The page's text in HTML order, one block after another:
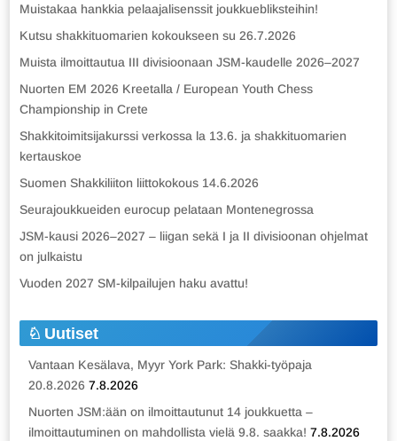
Muistakaa hankkia pelaajalisenssit joukkuebliksteihin!
Kutsu shakkituomarien kokoukseen su 26.7.2026
Muista ilmoittautua III divisioonaan JSM-kaudelle 2026–2027
Nuorten EM 2026 Kreetalla / European Youth Chess
Championship in Crete
Shakkitoimitsijakurssi verkossa la 13.6. ja shakkituomarien
kertauskoe
Suomen Shakkiliiton liittokokous 14.6.2026
Seurajoukkueiden eurocup pelataan Montenegrossa
JSM-kausi 2026–2027 – liigan sekä I ja II divisioonan ohjelmat
on julkaistu
Vuoden 2027 SM-kilpailujen haku avattu!
Uutiset
Vantaan Kesälava, Myyr York Park: Shakki-työpaja
20.8.2026 7.8.2026
Nuorten JSM:ään on ilmoittautunut 14 joukkuetta –
ilmoittautuminen on mahdollista vielä 9.8. saakka! 7.8.2026